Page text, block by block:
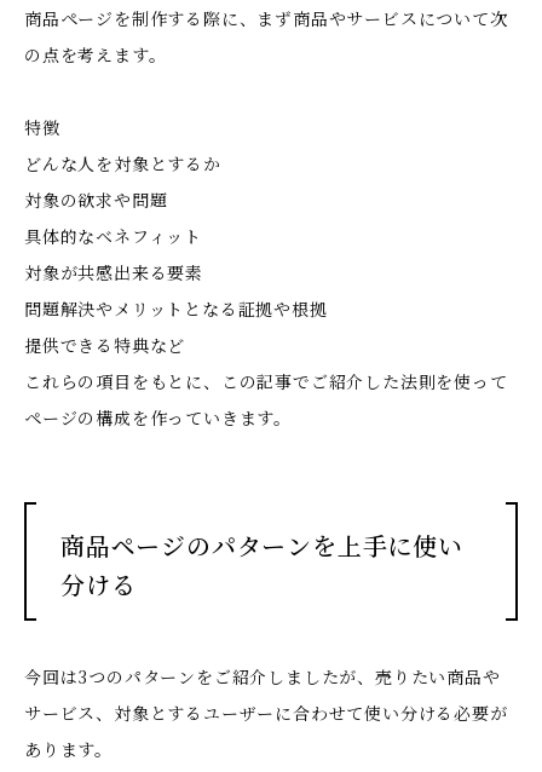
商品ページを制作する際に、まず商品やサービスについて次
の点を考えます。
特徴
どんな人を対象とするか
対象の欲求や問題
具体的なベネフィット
対象が共感出来る要素
問題解決やメリットとなる証拠や根拠
提供できる特典など
これらの項目をもとに、この記事でご紹介した法則を使って
ページの構成を作っていきます。
商品ページのパターンを上手に使い
分ける
今回は3つのパターンをご紹介しましたが、売りたい商品や
サービス、対象とするユーザーに合わせて使い分ける必要が
あります。